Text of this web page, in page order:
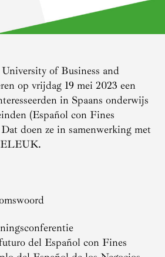
of Business and
op vrijdag 19 mei 2023 een
in Spaans onderwijs
(Español con Fines
doen ze in samenwerking met
del Español con Fines